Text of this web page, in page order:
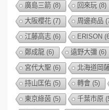
廣島三箭 (8) 回來玩 (8)
大阪櫻花 (7) 周邊商品
江藤高志 (6) ERISON
鄭成龍 (6) 遠野大彌 (6)
宮代大聖 (6) 北海道岡
持山匡佑 (5) 轉會 (5)
東京綠茵 (5) 千葉市原